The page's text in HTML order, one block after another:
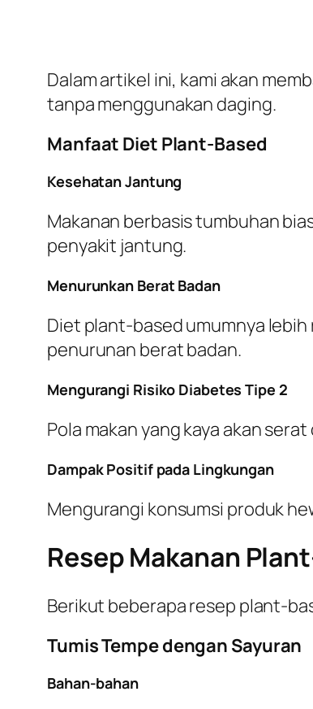
Dalam artikel ini, kami akan
tanpa menggunakan daging.
Manfaat Diet Plant-Based
Kesehatan Jantung
Makanan berbasis tumbuhan
penyakit jantung.
Menurunkan Berat Badan
Diet plant-basedumumnya
penurunan berat badan.
Mengurangi Risiko Diabetes Tipe 2
Pola makan yang kaya akan
Dampak Positif pada Lingkungan
Mengurangi konsumsi produk
Resep Makanan
Berikut beberapa resep plant-
Tumis Tempe dengan Sayuran
Bahan-bahan